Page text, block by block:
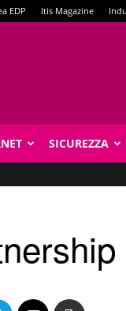
EDP Itis Magazine
SICUREZZA